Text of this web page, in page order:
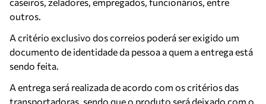
outros.
A critério exclusivo dos correios poderá ser exigido um
documento de identidade da pessoa a quem a entrega está
sendo feita.
A entrega será realizada de acordo com os critérios das
transportadoras, sendo que o produto será deixado com o